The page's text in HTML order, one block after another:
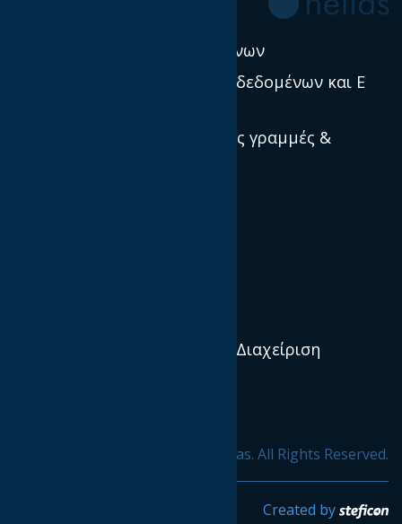
Διοικητικό Συμβούλιο & Διαχείριση
Πολιτική χρήσης δεδομένων
Προστασία προσωπικών δεδομένων και E
Πρότυπα, κατευθυντήριες γραμμές &
© 2020 ΙΑΒ hellas. All Rights Reserved.
Created by